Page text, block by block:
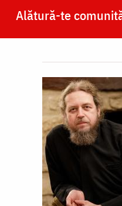
Alătură-te